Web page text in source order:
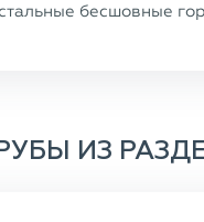
бесшовные
ИЗ